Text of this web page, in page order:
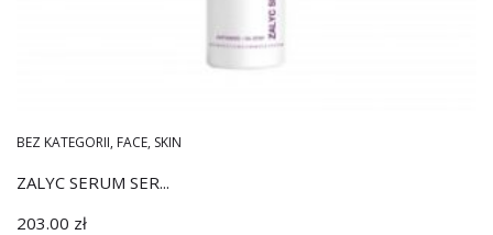
BEZ KATEGORII, FACE, SKIN
ZALYC SERUM SER...
203.00 zł